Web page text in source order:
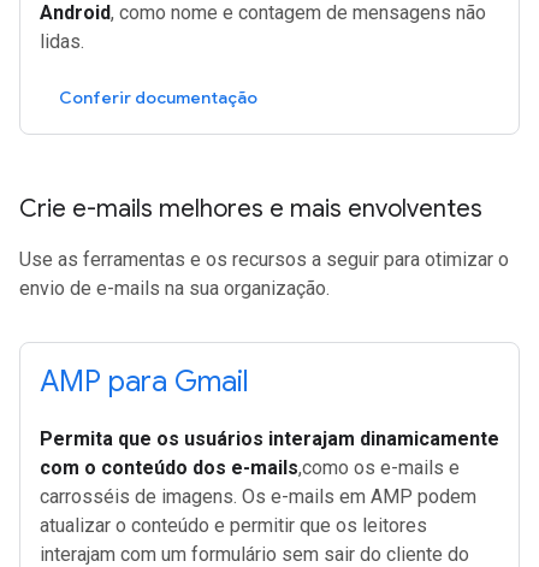
Android, como nome e contagem de mensagens não
lidas.
Conferir documentação
Crie e-mails melhores e mais envolventes
Use as ferramentas e os recursos a seguir para otimizar o
envio de e-mails na sua organização.
AMP para Gmail
Permita que os usuários interajam dinamicamente
com o conteúdo dos e-mails,como os e-mails e
carrosséis de imagens. Os e-mails em AMP podem
atualizar o conteúdo e permitir que os leitores
interajam com um formulário sem sair do cliente do